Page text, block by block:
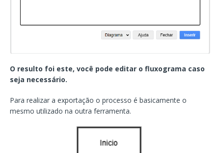
O resulto foi este, você pode editar o fluxograma caso
seja necessário.
Para realizar a exportação o processo é basicamente o
mesmo utilizado na outra ferramenta.